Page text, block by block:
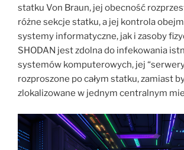
statku Von Braun, jej obecność
różne sekcje statku, a jej kontrola
systemy informatyczne, jak i zasoby
SHODAN jest zdolna do infekowania
systemów komputerowych, jej
rozproszone po całym statku, zamiast
zlokalizowane w jednym centralnym